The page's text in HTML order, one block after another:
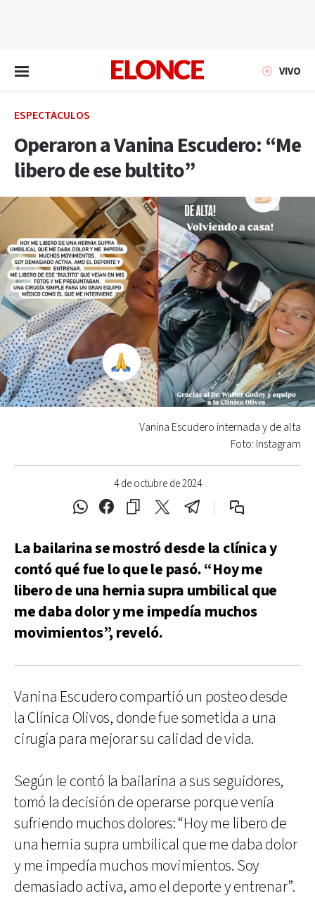
VIVO
ESPECTÁCULOS
Operaron a Vanina Escudero: “Me
libero de ese bultito”
4 de octubre de 2024
Vanina Escudero internada y de alta
Foto: Instagram
La bailarina se mostró desde la clínica y
contó qué fue lo que le pasó. “Hoy me
libero de una hernia supra umbilical que
me daba dolor y me impedía muchos
movimientos”, reveló.
Vanina Escudero compartió un posteo desde
la Clínica Olivos, donde fue sometida a una
cirugía para mejorar su calidad de vida.
Según le contó la bailarina a sus seguidores,
tomó la decisión de operarse porque venía
sufriendo muchos dolores: “Hoy me libero de
una hernia supra umbilical que me daba dolor
y me impedía muchos movimientos. Soy
demasiado activa, amo el deporte y entrenar”.